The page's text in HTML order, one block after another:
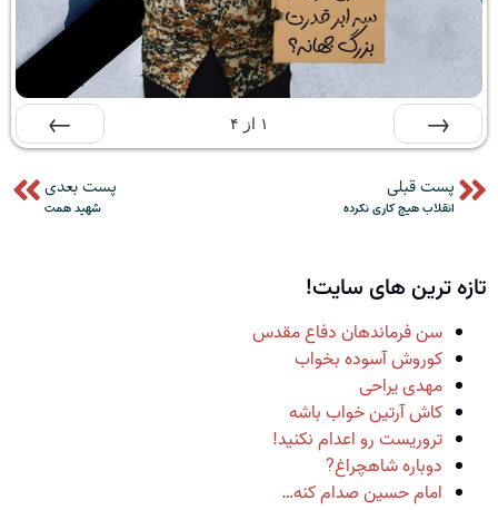
۱ از ۴
پست قبلی
انقلاب هیچ کاری نکرده
پست بعدی
شهید همت
تازه ترین های سایت!
سن فرماندهان دفاع مقدس
کوروش آسوده بخواب
مهدی یراحی
کاش آرتین خواب باشه
تروریست رو اعدام نکنید!
دوباره شاهچراغ?
امام حسین صدام کنه…